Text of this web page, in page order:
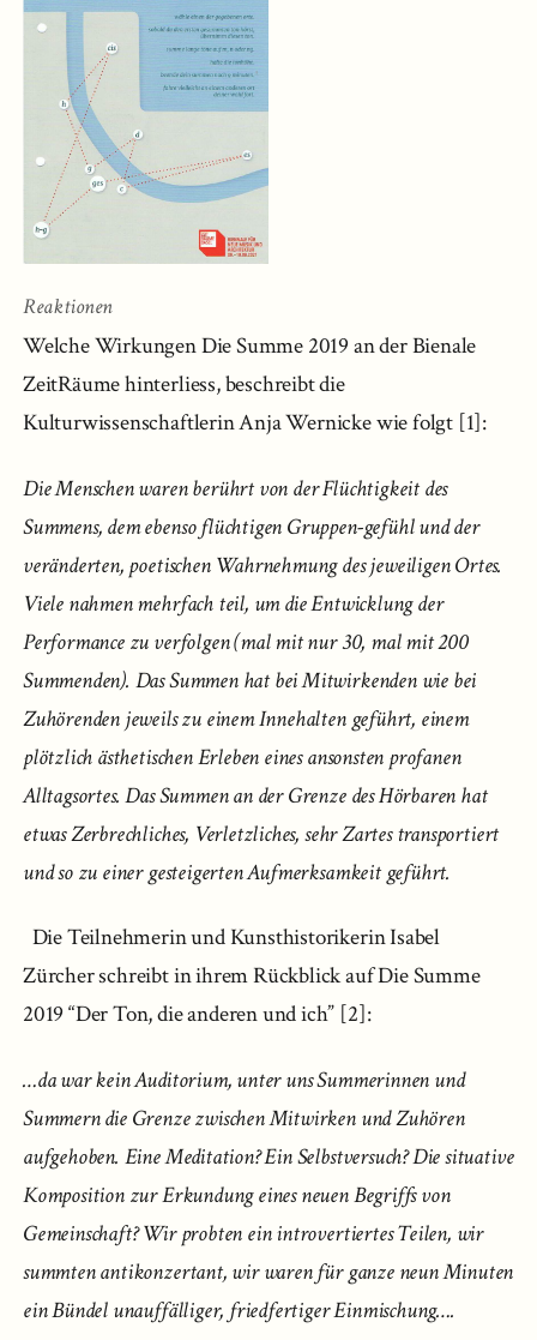
Reaktionen
Welche Wirkungen Die Summe 2019 an der Bienale
ZeitRäume hinterliess, beschreibt die
Kulturwissenschaftlerin Anja Wernicke wie folgt [1]:
Die Menschen waren berührt von der Flüchtigkeit des
Summens, dem ebenso flüchtigen Gruppen-gefühl und der
veränderten, poetischen Wahrnehmung des jeweiligen Ortes.
Viele nahmen mehrfach teil, um die Entwicklung der
Performance zu verfolgen (mal mit nur 30, mal mit 200
Summenden). Das Summen hat bei Mitwirkenden wie bei
Zuhörenden jeweils zu einem Innehalten geführt, einem
plötzlich ästhetischen Erleben eines ansonsten profanen
Alltagsortes. Das Summen an der Grenze des Hörbaren hat
etwas Zerbrechliches, Verletzliches, sehr Zartes transportiert
und so zu einer gesteigerten Aufmerksamkeit geführt.
Die Teilnehmerin und Kunsthistorikerin Isabel
Zürcher schreibt in ihrem Rückblick auf Die Summe
2019 “Der Ton, die anderen und ich” [2]:
…​da war kein Auditorium, unter uns Summerinnen und
Summern die Grenze zwischen Mitwirken und Zuhören
aufgehoben. Eine Meditation? Ein Selbstversuch? Die situative
Komposition zur Erkundung eines neuen Begriffs von
Gemeinschaft? Wir probten ein introvertiertes Teilen, wir
summten antikonzertant, wir waren für ganze neun Minuten
ein Bündel unauffälliger, friedfertiger Einmischung…​.